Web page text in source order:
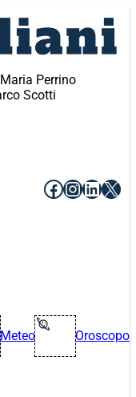
Perrino
Scotti
Facebook
X
Meteo Oroscopo